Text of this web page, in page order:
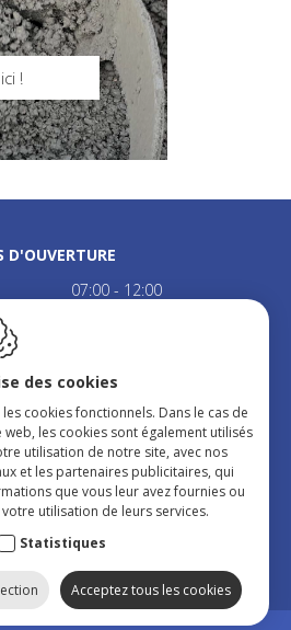
!
D'OUVERTURE
07:00 - 12:00
07:00 - 12:00
13:00 - 17:30
07:00 - 12:00
13:00 - 17:30
07:00 - 12:00
13:00 - 17:30
07:00 - 12:00
dimanche & jours
des cookies
les cookies fonctionnels. Dans le cas de
les cookies sont également utilisés
utilisation de notre site, avec nos
et les partenaires publicitaires, qui
que vous leur avez fournies ou
utilisation de leurs services.
Statistiques
Acceptez tous les cookies